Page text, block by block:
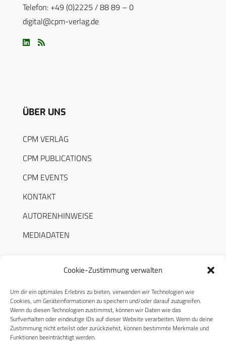
Cookie-Zustimmung verwalten
Um dir ein optimales Erlebnis zu bieten, verwenden wir Technologien wie
Cookies, um Geräteinformationen zu speichern und/oder darauf zuzugreifen.
Wenn du diesen Technologien zustimmst, können wir Daten wie das
Surfverhalten oder eindeutige IDs auf dieser Website verarbeiten. Wenn du deine
Zustimmung nicht erteilst oder zurückziehst, können bestimmte Merkmale und
Funktionen beeinträchtigt werden.
Telefon: +49 (0)2225 / 88 89 – 0
digital@cpm-verlag.de
ÜBER UNS
CPM VERLAG
CPM PUBLICATIONS
CPM EVENTS
KONTAKT
AUTORENHINWEISE
MEDIADATEN
RECHTLICHES
Datenschutzerklärung
Cookie-Richtlinie (EU)